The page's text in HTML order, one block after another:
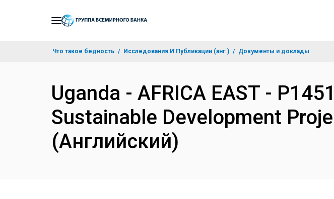
Что такое бедность Исследования И Публикации (анг.) Документы и доклады
Uganda - AFRICA EAST -
Sustainable Development
(Английский)